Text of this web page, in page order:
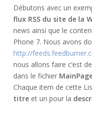
Débutons avec un
flux RSS du site de la
news ainsi que le
Phone 7. Nous avons
http://
nous allons faire c’est
dans le fichier
Chaque item de cette
titreet un pour la